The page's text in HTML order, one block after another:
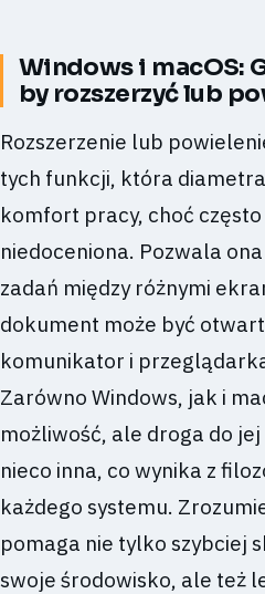
Windows i macOS:
by rozszerzyć lub
Rozszerzenie lub
tych funkcji, która
komfort pracy, choć
niedoceniona. Pozwala
zadań między różnymi
dokument może być
komunikator i
Zarówno Windows, jak i
możliwość, ale droga do
nieco inna, co wynika z
każdego systemu.
pomaga nie tylko szybciej
swoje środowisko, ale też